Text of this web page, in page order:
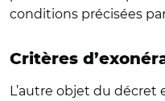
conditions précisées par
Critères
L’autre objet du décret